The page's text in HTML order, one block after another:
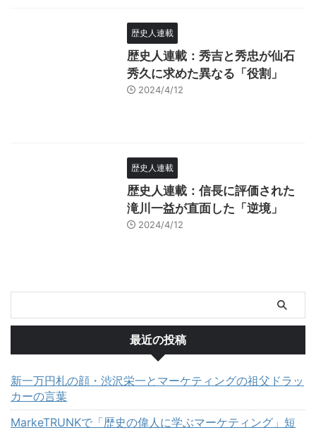
歴史人連載
歴史人連載：秀吉と秀忠が仙石
秀久に求めた異なる「役割」
2024/4/12
歴史人連載
歴史人連載：信長に評価された
滝川一益が直面した「逆境」
2024/4/12
最近の投稿
新一万円札の顔・渋沢栄一とマーケティングの祖父ドラッ
カーの言葉
MarkeTRUNKで「歴史の偉人に学ぶマーケティング」短